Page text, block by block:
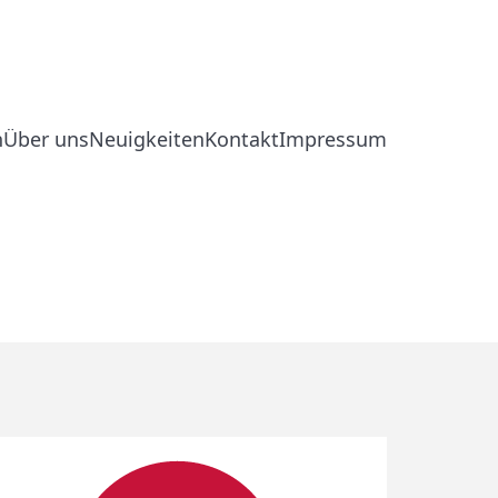
Über unsNeuigkeitenKontaktImpressum